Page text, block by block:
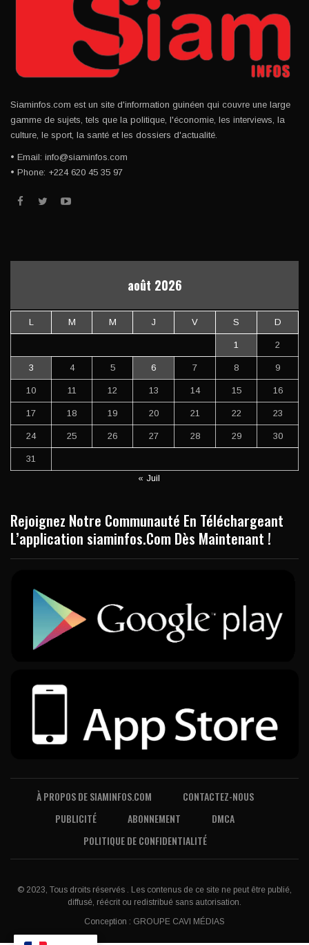
Siaminfos.com est un site d'information guinéen qui couvre une large
gamme de sujets, tels que la politique, l'économie, les interviews, la
culture, le sport, la santé et les dossiers d'actualité.
• Email: info@siaminfos.com
• Phone: +224 620 45 35 97
août 2026
L M M J V S D
1 2
3 4 5 6 7 8 9
10 11 12 13 14 15 16
17 18 19 20 21 22 23
24 25 26 27 28 29 30
31
« Juil
Rejoignez Notre Communauté En Téléchargeant
L’application siaminfos.Com Dès Maintenant !
À PROPOS DE SIAMINFOS.COM
CONTACTEZ-NOUS
PUBLICITÉ
ABONNEMENT
DMCA
POLITIQUE DE CONFIDENTIALITÉ
© 2023, Tous droits réservés . Les contenus de ce site ne peut être publié,
diffusé, réécrit ou redistribué sans autorisation.
Conception : GROUPE CAVI MÉDIAS